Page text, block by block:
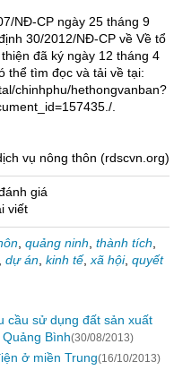
CP ngày 25 tháng 9
30/2012/NĐ-CP về Về tổ
đã ký ngày 12 tháng 4
thể tìm đọc và tải về tại:
chinhphu/hethongvanban?
.
vụ nông thôn (rdscvn.org)
giá
viết
quảng ninh thành tích
dự án kinh tế, xã hội, quyết
cầu sử dụng đất sản xuất
Bình(30/08/2013)
ở miền Trung(16/10/2013)